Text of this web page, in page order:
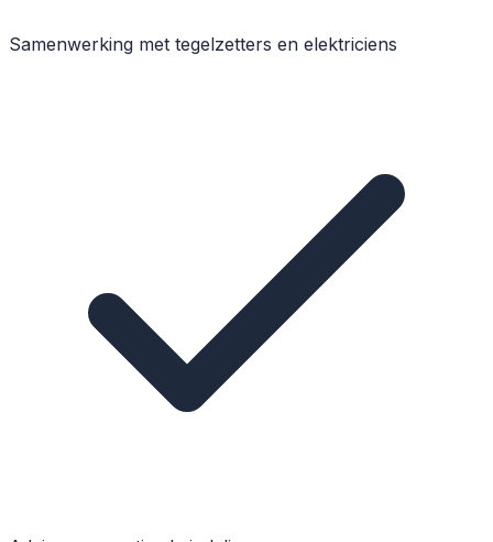
Samenwerking met tegelzetters en elektriciens